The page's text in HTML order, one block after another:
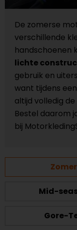
De zomerse
verschillende
handschoenen
lichte
gebruik en
want tijdens
altijd volledig
Bestel daarom
bij
Mid-
Gore-